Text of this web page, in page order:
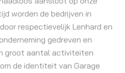
worden de bedrijven in
respectievelijk Lenhard en
gedreven en
groot aantal activiteiten
de identiteit van Garage